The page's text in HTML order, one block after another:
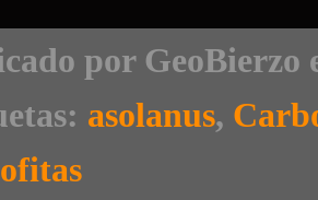
por GeoBierzo
asolanus,